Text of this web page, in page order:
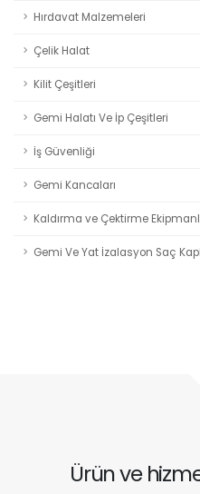
Hırdavat Malzemeleri
Çelik Halat
Kilit Çeşitleri
Gemi Halatı Ve İp Çeşitleri
İş Güvenliği
Gemi Kancaları
Kaldırma ve Çektirme
Gemi Ve Yat İzalasyon Saç
Ürün ve